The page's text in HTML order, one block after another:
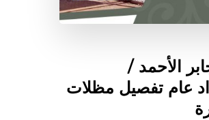
الأحمد /
/ حداد عام تفصيل مظلات